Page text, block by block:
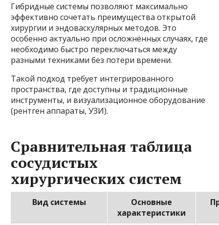
Гибридные системы позволяют максимально
эффективно сочетать преимущества открытой
хирургии и эндоваскулярных методов. Это
особенно актуально при осложнённых случаях, где
необходимо быстро переключаться между
разными техниками без потери времени.
Такой подход требует интегрированного
пространства, где доступны и традиционные
инструменты, и визуализационное оборудование
(рентген аппараты, УЗИ).
Сравнительная таблица
сосудистых
хирургических систем
Вид системы
Основные
характеристики